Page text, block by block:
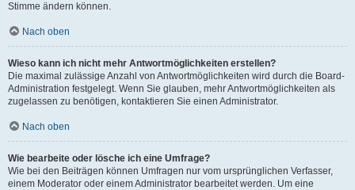
Stimme ändern können.
Nach oben
Wieso kann ich nicht mehr Antwortmöglichkeiten erstellen?
Die maximal zulässige Anzahl von Antwortmöglichkeiten wird durch die Board-
Administration festgelegt. Wenn Sie glauben, mehr Antwortmöglichkeiten als
zugelassen zu benötigen, kontaktieren Sie einen Administrator.
Nach oben
Wie bearbeite oder lösche ich eine Umfrage?
Wie bei den Beiträgen können Umfragen nur vom ursprünglichen Verfasser,
einem Moderator oder einem Administrator bearbeitet werden. Um eine